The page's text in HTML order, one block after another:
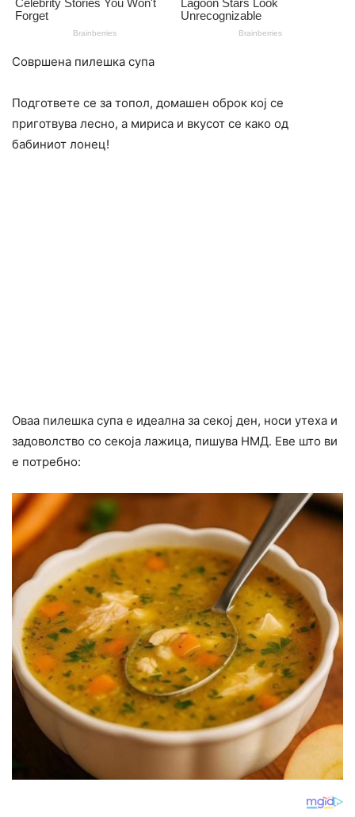
Совршена пилешка супа
Подгответе се за топол, домашен оброк кој се
приготвува лесно, а мириса и вкусот се како од
бабиниот лонец!
Оваа пилешка супа е идеална за секој ден, носи утеха и
задоволство со секоја лажица, пишува НМД. Еве што ви
е потребно: